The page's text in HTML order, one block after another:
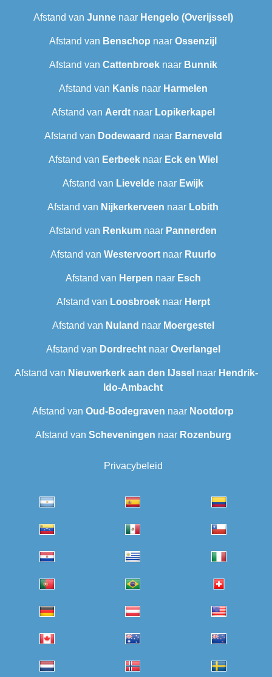
Afstand van Junnenaar Hengelo (Overijssel)
Afstand van Benschop naar Ossenzijl
Afstand van Cattenbroeknaar Bunnik
Afstand van Kanisnaar Harmelen
Afstand van Aerdtnaar Lopikerkapel
Afstand van Dodewaard naar Barneveld
Afstand van Eerbeeknaar Eck en Wiel
Afstand van Lievelde naar Ewijk
Afstand van Nijkerkerveen naar Lobith
Afstand van Renkum naar Pannerden
Afstand van Westervoortnaar Ruurlo
Afstand van Herpen naar Esch
Afstand van Loosbroeknaar Herpt
Afstand van Nuland naar Moergestel
Afstand van Dordrechtnaar Overlangel
Afstand van Nieuwerkerk aan den IJssel naar Hendrik-
Ido-Ambacht
Afstand van Oud-Bodegraven‎ naar Nootdorp
Afstand van Scheveningen‎ naar Rozenburg
Privacybeleid